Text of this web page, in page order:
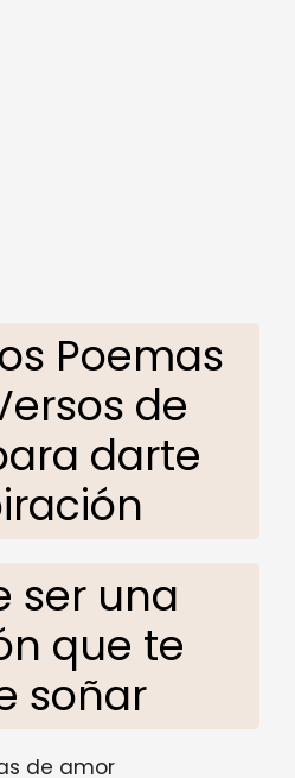
Poemas
de
darte
ser una
que te
soñar
de amor